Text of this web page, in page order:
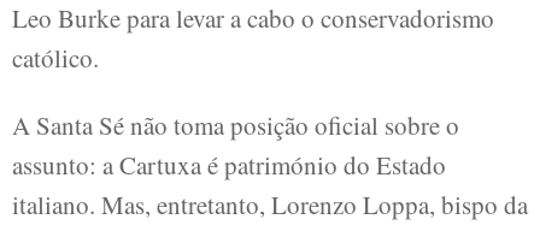
Leo Burke para levar a cabo o conservadorismo
católico.
A Santa Sé não toma posição oficial sobre o
assunto: a Cartuxa é património do Estado
italiano. Mas, entretanto, Lorenzo Loppa, bispo da